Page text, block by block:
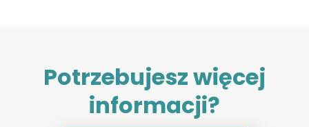
Potrzebujesz więcej
informacji?